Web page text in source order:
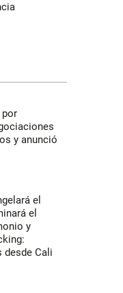
por
y anunció
el
el
y
desde Cali